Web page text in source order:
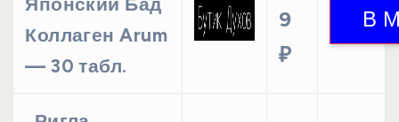
Коллаген Arum
— 30 табл.
9
₽